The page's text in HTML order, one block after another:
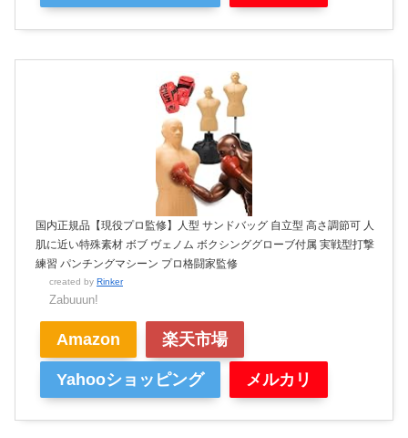
国内正規品【現役プロ監修】人型 サンドバッグ 自立型 高さ調節可 人
肌に近い特殊素材 ボブ ヴェノム ボクシンググローブ付属 実戦型打撃
練習 パンチングマシーン プロ格闘家監修
created by Rinker
Zabuuun!
Amazon 楽天市場
Yahooショッピング メルカリ